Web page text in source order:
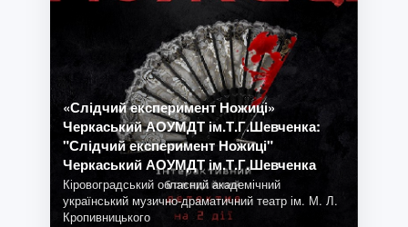
«Слідчий експеримент Ножиці»
Черкаський АОУМДТ ім.Т.Г.Шевченка:
"Слідчий експеримент Ножиці"
Черкаський АОУМДТ ім.Т.Г.Шевченка
Кіровоградський обласний академічний
український музично-драматичний театр ім. М. Л.
Кропивницького